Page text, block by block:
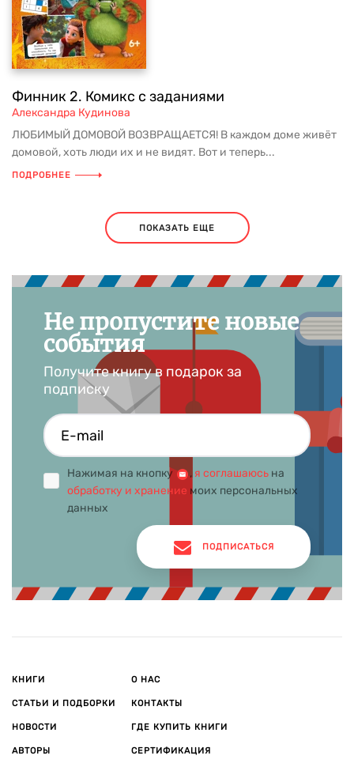
Финник 2. Комикс с заданиями
Александра Кудинова
ЛЮБИМЫЙ ДОМОВОЙ ВОЗВРАЩАЕТСЯ! В каждом доме живёт
домовой, хоть люди их и не видят. Вот и теперь...
ПОДРОБНЕЕ
ПОКАЗАТЬ ЕЩЕ
Не пропустите новые
события
Получите книгу в подарок за
подписку
Нажимая на кнопку , я соглашаюсь на
обработку и хранение моих персональных
данных
ПОДПИСАТЬСЯ
КНИГИ
СТАТЬИ И ПОДБОРКИ
НОВОСТИ
АВТОРЫ
О НАС
КОНТАКТЫ
ГДЕ КУПИТЬ КНИГИ
СЕРТИФИКАЦИЯ